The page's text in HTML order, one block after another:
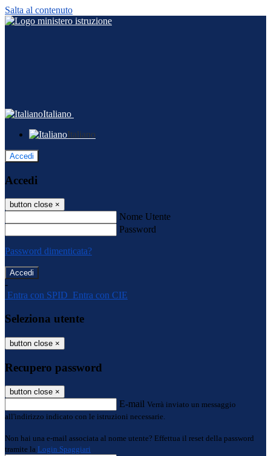
Salta al contenuto
Italiano
Italiano
Accedi
Accedi
button close ×
Nome Utente
Password
Password dimenticata?
-
Entra con SPID Entra con CIE
Seleziona utente
button close ×
Recupero password
button close ×
E-mail Verrà inviato un messaggio
all'indirizzo indicato con le istruzioni necessarie.
Non hai una e-mail associata al nome utente? Effettua il reset della password
tramite la Login Spaggiari